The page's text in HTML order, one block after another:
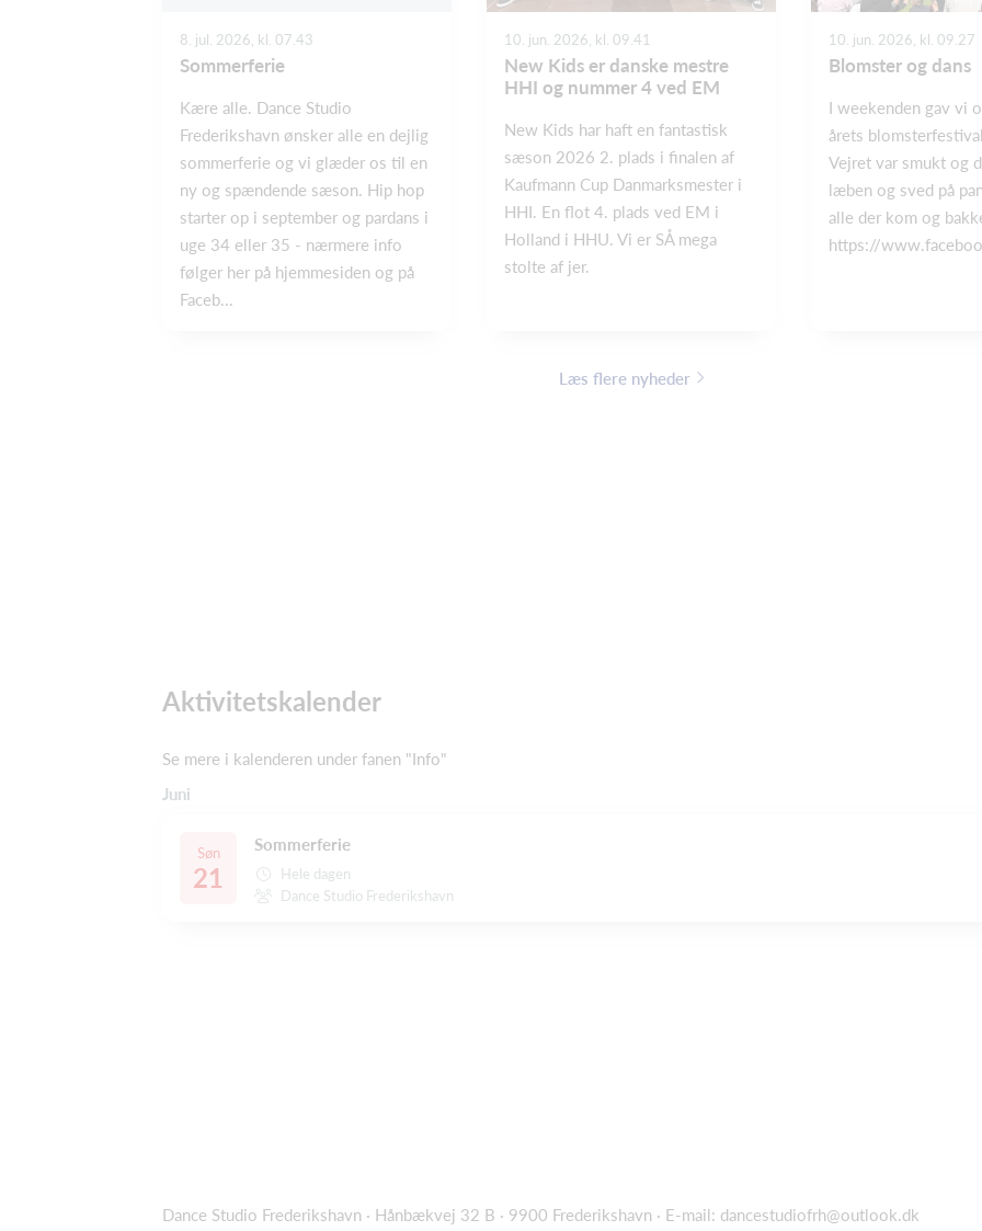
8. jul. 2026, kl. 07.43
Sommerferie
Kære alle. Dance Studio
Frederikshavn ønsker alle en dejlig
sommerferie og vi glæder os til en
ny og spændende sæson. Hip hop
starter op i september og pardans i
uge 34 eller 35 - nærmere info
følger her på hjemmesiden og på
Faceb...
10. jun. 2026, kl. 09.41
New Kids er danske mestre
HHI og nummer 4 ved EM
New Kids har haft en fantastisk
sæson 2026 2. plads i finalen af
Kaufmann Cup Danmarksmester i
HHI. En flot 4. plads ved EM i
Holland i HHU. Vi er SÅ mega
stolte af jer.
10. jun. 2026, kl. 09.27
Blomster og dans
I weekenden gav vi
årets
Vejret var smukt og
læben og sved på
alle der kom og
https://
Læs flere nyheder
Aktivitetskalender
Se mere i kalenderen under fanen "Info"
Juni
Søn
21
Sommerferie
Hele dagen
Dance Studio Frederikshavn
Dance Studio Frederikshavn · Hånbækvej 32 B · 9900 Frederikshavn · E-mail: dancestudiofrh@outlook.dk